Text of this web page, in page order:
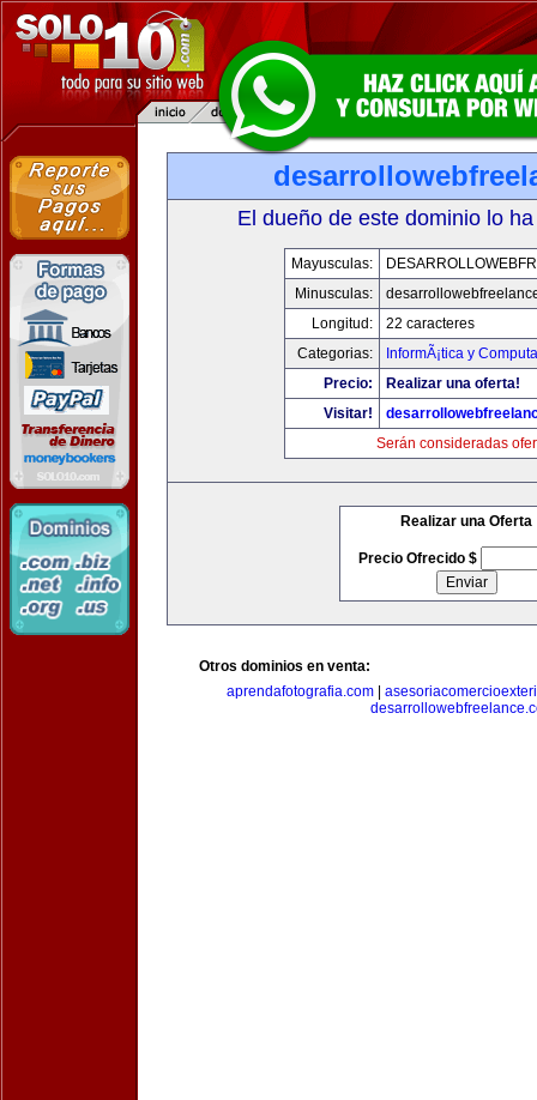
El dueño de este dominio lo
Mayusculas:
Minusculas:
Longitud:
22 caracteres
Categorias:
InformÃ¡tica y
Precio:
Realizar una oferta!
Visitar!
Serán consideradas
Realizar una Oferta
Precio Ofrecido $
Otros dominios en venta:
aprendafotografia.com